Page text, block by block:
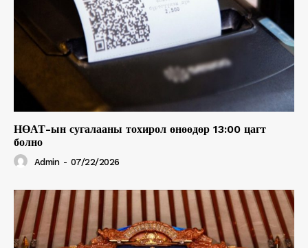
НӨАТ-ын сугалааны тохирол өнөөдөр 13:00 цагт
болно
Admin - 07/22/2026